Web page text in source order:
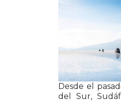
Desde el
del Sur,